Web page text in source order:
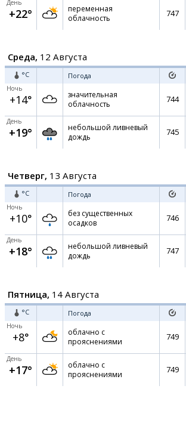
День
+22°
переменная
облачность
747
Среда, 12 Августа
°C Погода
Ночь
+14°
значительная
облачность
744
День
+19°
небольшой ливневый
дождь
745
Четверг, 13 Августа
°C Погода
Ночь
+10°
без существенных
осадков
746
День
+18°
небольшой ливневый
дождь
747
Пятница, 14 Августа
°C Погода
Ночь
+8°
облачно с
прояснениями
749
День
+17°
облачно с
прояснениями
749